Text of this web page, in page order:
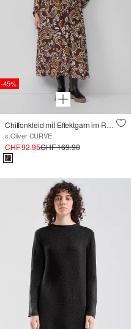
-45%
Chiffonkleid mit Effektgarn im Relaxed Fit
s.Oliver CURVE
CHF 92.95CHF 169.90